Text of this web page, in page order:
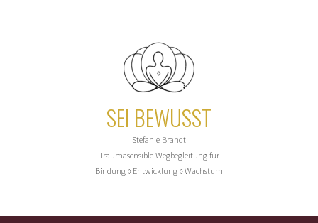
SEI BEWUSST
Stefanie Brandt
Traumasensible Wegbegleitung für
Bindung ◊Entwicklung ◊Wachstum